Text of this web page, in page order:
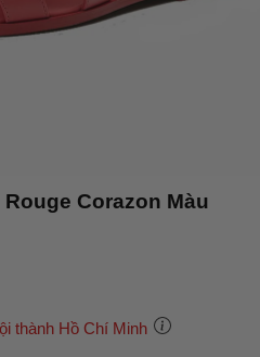
Corazon Màu
thành Hồ Chí Minh